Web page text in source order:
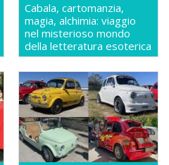
Cabala, cartomanzia,
magia, alchimia: viaggio
nel misterioso mondo
della letteratura esoterica